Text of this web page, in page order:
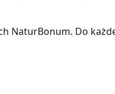
NaturBonum. Do